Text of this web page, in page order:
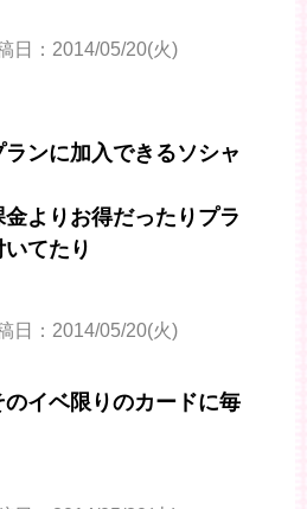
日：2014/05/20(火)
ンに加入できるソシャ
よりお得だったりプラ
てたり
日：2014/05/20(火)
イベ限りのカードに毎